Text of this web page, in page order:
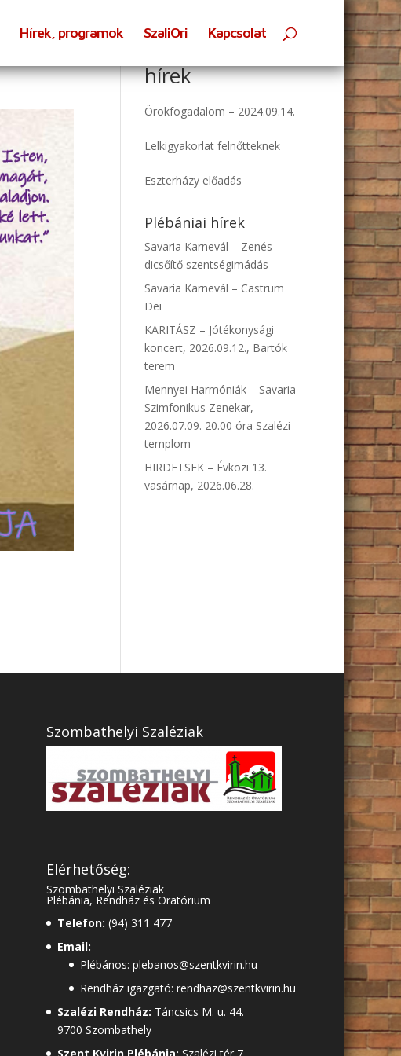
Hírek, programok SzaliOri Kapcsolat
hírek
Örökfogadalom – 2024.09.14.
Lelkigyakorlat felnőtteknek
Eszterházy előadás
Plébániai hírek
Savaria Karnevál – Zenés
dicsőítő szentségimádás
Savaria Karnevál – Castrum
Dei
KARITÁSZ – Jótékonysági
koncert, 2026.09.12., Bartók
terem
Mennyei Harmóniák – Savaria
Szimfonikus Zenekar,
2026.07.09. 20.00 óra Szalézi
templom
HIRDETSEK – Évközi 13.
vasárnap, 2026.06.28.
Szombathelyi Szaléziak
Elérhetőség:
Szombathelyi Szaléziak
Plébánia, Rendház és Oratórium
Telefon: (94) 311 477
Email:
Plébános: plebanos@szentkvirin.hu
Rendház igazgató: rendhaz@szentkvirin.hu
Szalézi Rendház: Táncsics M. u. 44.
9700 Szombathely